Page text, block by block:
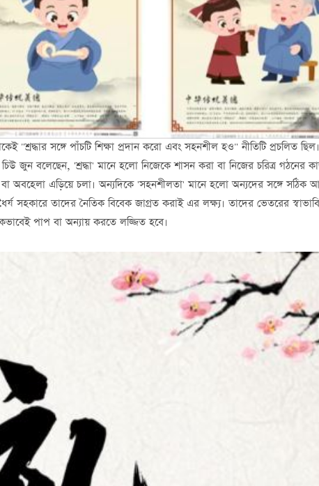
"শ্রদ্ধার সঙ্গে পাঁচটি শিক্ষা প্রদান করো এবং সহনশীল হও" নীতিটি প্রচলিত ছিল।
জুন বলেছেন, 'শ্রদ্ধা' মানে হলো নিজেকে শাসন করা বা নিজের চরিত্র গঠনের
অবহেলা এড়িয়ে চলা। অন্যদিকে 'সহনশীলতা' মানে হলো অন্যদের সঙ্গে সঠিক
সহকারে তাদের নৈতিক বিবেক জাগ্রত করাই এর লক্ষ্য। তাদের ভেতরের
পাপ বা অন্যায় করতে লজ্জিত হবে।